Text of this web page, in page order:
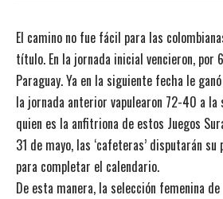
El camino no fue fácil para las
título. En la jornada inicial vencieron, por
Paraguay. Ya en la siguiente fecha le
la jornada anterior vapulearon 72-40 a la
quien es la anfitriona de estos Juegos
31 de mayo, las ‘cafeteras’ disputarán
para completar el calendario.
De esta manera, la selección femenina